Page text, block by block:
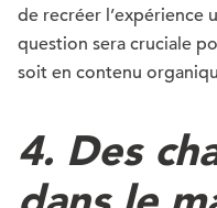
de recréer l’expérience
question sera cruciale
soit en contenu
4. Des